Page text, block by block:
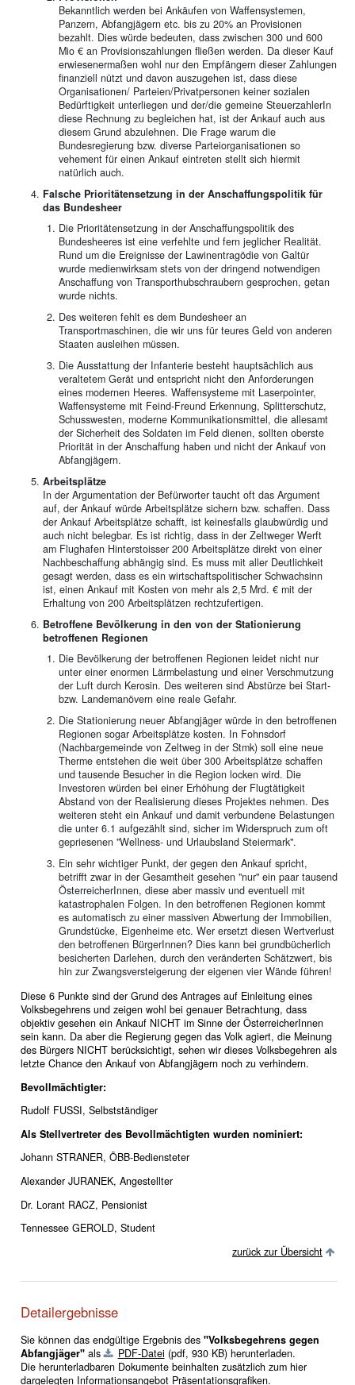
Bekanntlich werden bei Ankäufen von Waffensystemen,
Panzern, Abfangjägern etc. bis zu 20% an Provisionen
bezahlt. Dies würde bedeuten, dass zwischen 300 und 600
Mio € an Provisionszahlungen fließen werden. Da dieser Kauf
erwiesenermaßen wohl nur den Empfängern dieser Zahlungen
finanziell nützt und davon auszugehen ist, dass diese
Organisationen/ Parteien/Privatpersonen keiner sozialen
Bedürftigkeit unterliegen und der/die gemeine SteuerzahlerIn
diese Rechnung zu begleichen hat, ist der Ankauf auch aus
diesem Grund abzulehnen. Die Frage warum die
Bundesregierung bzw. diverse Parteiorganisationen so
vehement für einen Ankauf eintreten stellt sich hiermit
natürlich auch.
Falsche Prioritätensetzung in der Anschaffungspolitik für
das Bundesheer
Die Prioritätensetzung in der Anschaffungspolitik des
Bundesheeres ist eine verfehlte und fern jeglicher Realität.
Rund um die Ereignisse der Lawinentragödie von Galtür
wurde medienwirksam stets von der dringend notwendigen
Anschaffung von Transporthubschraubern gesprochen, getan
wurde nichts.
Des weiteren fehlt es dem Bundesheer an
Transportmaschinen, die wir uns für teures Geld von anderen
Staaten ausleihen müssen.
Die Ausstattung der Infanterie besteht hauptsächlich aus
veraltetem Gerät und entspricht nicht den Anforderungen
eines modernen Heeres. Waffensysteme mit Laserpointer,
Waffensysteme mit Feind-Freund Erkennung, Splitterschutz,
Schusswesten, moderne Kommunikationsmittel, die allesamt
der Sicherheit des Soldaten im Feld dienen, sollten oberste
Priorität in der Anschaffung haben und nicht der Ankauf von
Abfangjägern.
Arbeitsplätze
In der Argumentation der Befürworter taucht oft das Argument
auf, der Ankauf würde Arbeitsplätze sichern bzw. schaffen. Dass
der Ankauf Arbeitsplätze schafft, ist keinesfalls glaubwürdig und
auch nicht belegbar. Es ist richtig, dass in der Zeltweger Werft
am Flughafen Hinterstoisser 200 Arbeitsplätze direkt von einer
Nachbeschaffung abhängig sind. Es muss mit aller Deutlichkeit
gesagt werden, dass es ein wirtschaftspolitischer Schwachsinn
ist, einen Ankauf mit Kosten von mehr als 2,5 Mrd. € mit der
Erhaltung von 200 Arbeitsplätzen rechtzufertigen.
Betroffene Bevölkerung in den von der Stationierung
betroffenen Regionen
Die Bevölkerung der betroffenen Regionen leidet nicht nur
unter einer enormen Lärmbelastung und einer Verschmutzung
der Luft durch Kerosin. Des weiteren sind Abstürze bei Start-
bzw. Landemanövern eine reale Gefahr.
Die Stationierung neuer Abfangjäger würde in den betroffenen
Regionen sogar Arbeitsplätze kosten. In Fohnsdorf
(Nachbargemeinde von Zeltweg in der Stmk) soll eine neue
Therme entstehen die weit über 300 Arbeitsplätze schaffen
und tausende Besucher in die Region locken wird. Die
Investoren würden bei einer Erhöhung der Flugtätigkeit
Abstand von der Realisierung dieses Projektes nehmen. Des
weiteren steht ein Ankauf und damit verbundene Belastungen
die unter 6.1 aufgezählt sind, sicher im Widerspruch zum oft
gepriesenen "Wellness- und Urlaubsland Steiermark".
Ein sehr wichtiger Punkt, der gegen den Ankauf spricht,
betrifft zwar in der Gesamtheit gesehen "nur" ein paar tausend
ÖsterreicherInnen, diese aber massiv und eventuell mit
katastrophalen Folgen. In den betroffenen Regionen kommt
es automatisch zu einer massiven Abwertung der Immobilien,
Grundstücke, Eigenheime etc. Wer ersetzt diesen Wertverlust
den betroffenen BürgerInnen? Dies kann bei grundbücherlich
besicherten Darlehen, durch den veränderten Schätzwert, bis
hin zur Zwangsversteigerung der eigenen vier Wände führen!
Diese 6 Punkte sind der Grund des Antrages auf Einleitung eines
Volksbegehrens und zeigen wohl bei genauer Betrachtung, dass
objektiv gesehen ein Ankauf NICHT im Sinne der ÖsterreicherInnen
sein kann. Da aber die Regierung gegen das Volk agiert, die Meinung
des Bürgers NICHT berücksichtigt, sehen wir dieses Volksbegehren als
letzte Chance den Ankauf von Abfangjägern noch zu verhindern.
Bevollmächtigter:
Rudolf FUSSI, Selbstständiger
Als Stellvertreter des Bevollmächtigten wurden nominiert:
Johann STRANER, ÖBB-Bediensteter
Alexander JURANEK, Angestellter
Dr. Lorant RACZ, Pensionist
Tennessee GEROLD, Student
zurück zur Übersicht
Detailergebnisse
Sie können das endgültige Ergebnis des "Volksbegehrens gegen
Abfangjäger"als PDF-Datei (pdf, 930 KB)herunterladen.
Die herunterladbaren Dokumente beinhalten zusätzlich zum hier
dargelegten Informationsangebot Präsentationsgrafiken.